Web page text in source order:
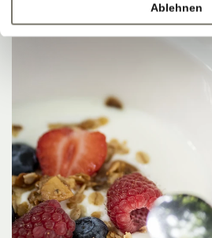
Ablehnen